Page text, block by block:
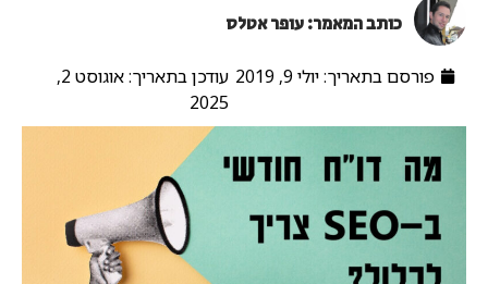
כותב המאמר: עופר אטלס
פורסם בתאריך:יולי 9, 2019
עודכן בתאריך: אוגוסט 2,
2025